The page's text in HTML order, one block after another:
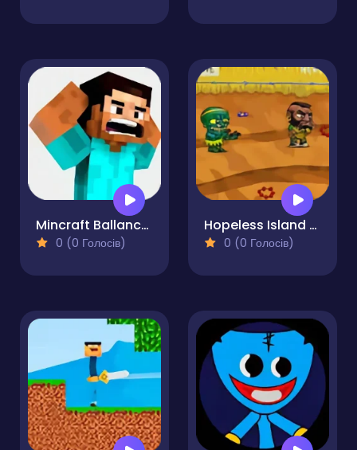
Mincraft Ballance Challenge
0 (0 Голосів)
Hopeless Island Survival Hero
0 (0 Голосів)